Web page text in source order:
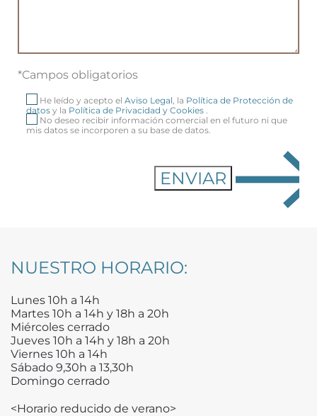
*Campos obligatorios
He leído y acepto el Aviso Legal , la Política de Protección de
datos y la Política de Privacidad y Cookies
No deseo recibir información comercial en el futuro ni que
mis datos se incorporen a su base de datos.
NUESTRO HORARIO:
Lunes 10h a 14h
Martes 10h a 14h y 18h a 20h
Miércoles cerrado
Jueves 10h a 14h y 18h a 20h
Viernes 10h a 14h
Sábado 9,30h a 13,30h
Domingo cerrado
<Horario reducido de verano>